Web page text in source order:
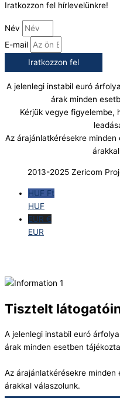
Iratkozzon fel hírlevelünkre!
Név
E-mail
Iratkozzon fel
A jelenlegi instabil euró
árak minden
Kérjük vegye figyelembe,
Az árajánlatkérésekre
2013-2025 Zericom
HUF Ft
HUF
EUR €
EUR
Tisztelt
A jelenlegi instabil euró
árak minden esetben
Az árajánlatkérésekre
árakkal válaszolunk.